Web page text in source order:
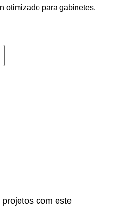
otimizado para gabinetes.
com este